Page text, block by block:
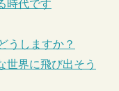
時代です
うしますか？
世界に飛び出そう